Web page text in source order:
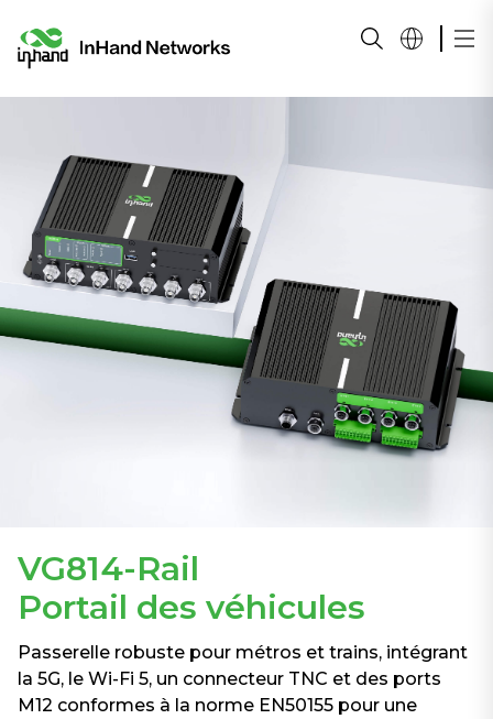
VG814-Rail
Portail des véhicules
Passerelle robuste pour métros et trains, intégrant
la 5G, le Wi-Fi 5, un connecteur TNC et des ports
M12 conformes à la norme EN50155 pour une